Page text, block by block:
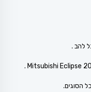
הסוגים.